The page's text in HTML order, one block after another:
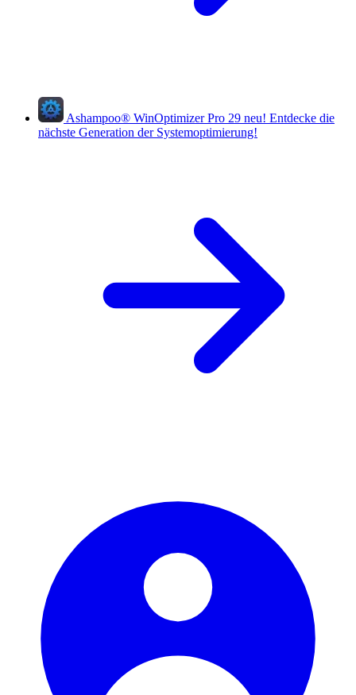
Ashampoo® WinOptimizer Pro 29 neu! Entdecke die
nächste Generation der Systemoptimierung!